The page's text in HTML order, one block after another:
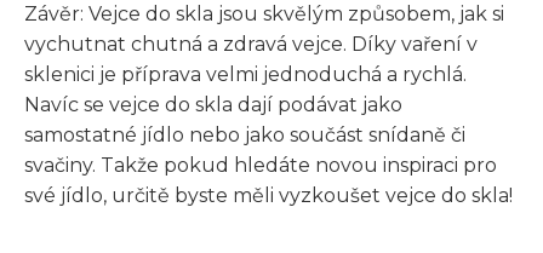
Závěr: Vejce do skla jsou skvělým způsobem, jak si
vychutnat chutná a zdravá vejce. Díky vaření v
sklenici je příprava velmi jednoduchá a rychlá.
Navíc se vejce do skla dají podávat jako
samostatné jídlo nebo jako součást snídaně či
svačiny. Takže pokud hledáte novou inspiraci pro
své jídlo, určitě byste měli vyzkoušet vejce do skla!